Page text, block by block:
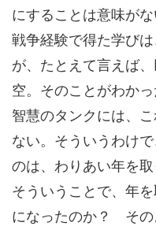
にすることは意味がな
戦争経験で得た学び
が、たとえて言えば
空。そのことがわかっ
智慧のタンクには、
ない。そういうわけ
のは、わりあい年を取
そういうことで、年
になったのか？ その